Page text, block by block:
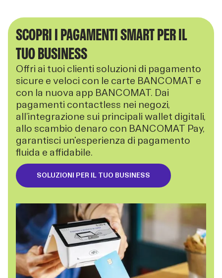
SCOPRI I PAGAMENTI SMART PER IL
TUO BUSINESS
Offri ai tuoi clienti soluzioni di pagamento
sicure e veloci con le carte BANCOMAT e
con la nuova app BANCOMAT. Dai
pagamenti contactless nei negozi,
all’integrazione sui principali wallet digitali,
allo scambio denaro con BANCOMAT Pay,
garantisci un'esperienza di pagamento
fluida e affidabile.
SOLUZIONI PER IL TUO BUSINESS